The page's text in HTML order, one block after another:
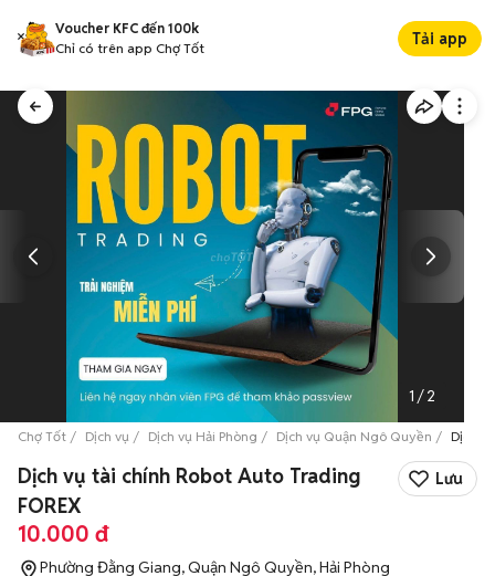
Voucher KFC đến 100k
Chỉ có trên app Chợ Tốt
Tải app
1 /2
Chợ Tốt Dịch vụ Dịch vụ Hải Phòng Dịch vụ Quận Ngô Quyền Dịch
Dịch vụ tài chính Robot Auto Trading
FOREX
Lưu
10.000 đ
Phường Đằng Giang, Quận Ngô Quyền, Hải Phòng